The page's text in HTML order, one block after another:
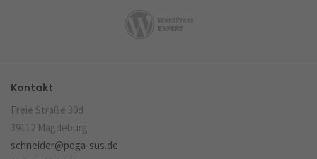
Kontakt
Freie Straße 30d
39112 Magdeburg
schneider@pega-sus.de